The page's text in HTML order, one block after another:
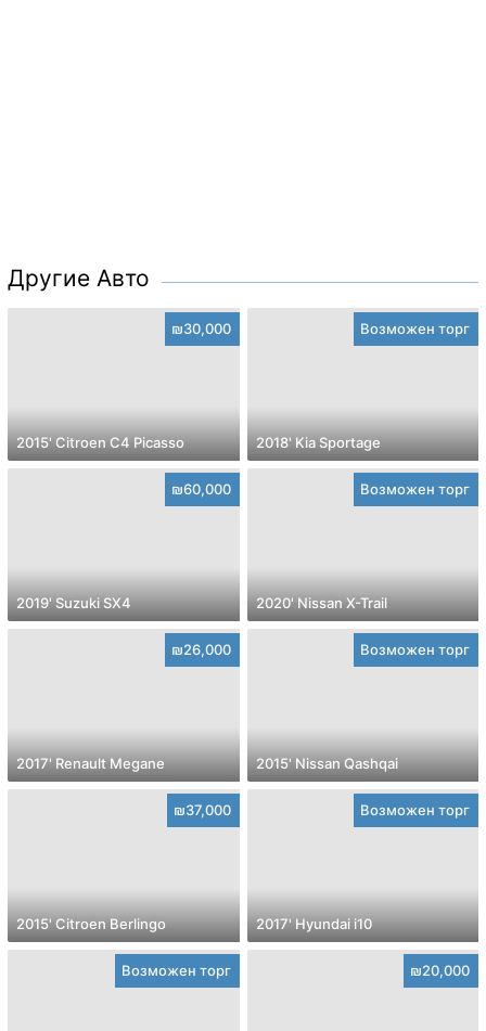
Другие Авто
₪30,000
2015' Citroen C4 Picasso
Возможен торг
2018' Kia Sportage
₪60,000
2019' Suzuki SX4
Возможен торг
2020' Nissan X-Trail
₪26,000
2017' Renault Megane
Возможен торг
2015' Nissan Qashqai
₪37,000
2015' Citroen Berlingo
Возможен торг
2017' Hyundai i10
Возможен торг ₪20,000